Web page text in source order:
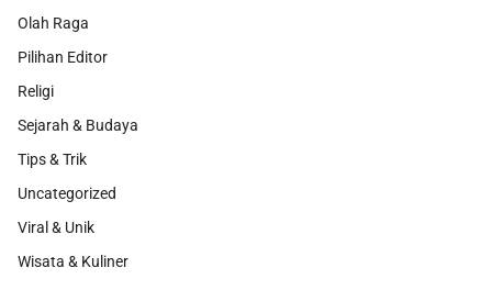
Olah Raga
Pilihan Editor
Religi
Sejarah & Budaya
Tips & Trik
Uncategorized
Viral & Unik
Wisata & Kuliner